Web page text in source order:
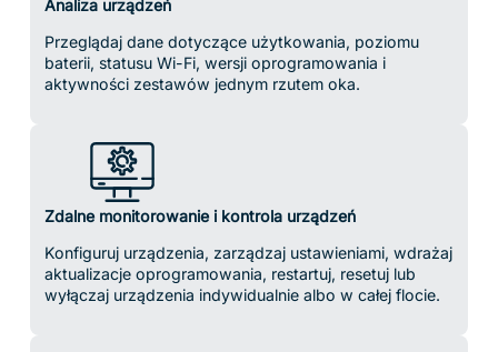
Urządzenia są dostarczane wstępnie załadowane,
skonfigurowane i powiązane z kontem Twojej szkoły.
Dlaczego nauczyciele wybierają